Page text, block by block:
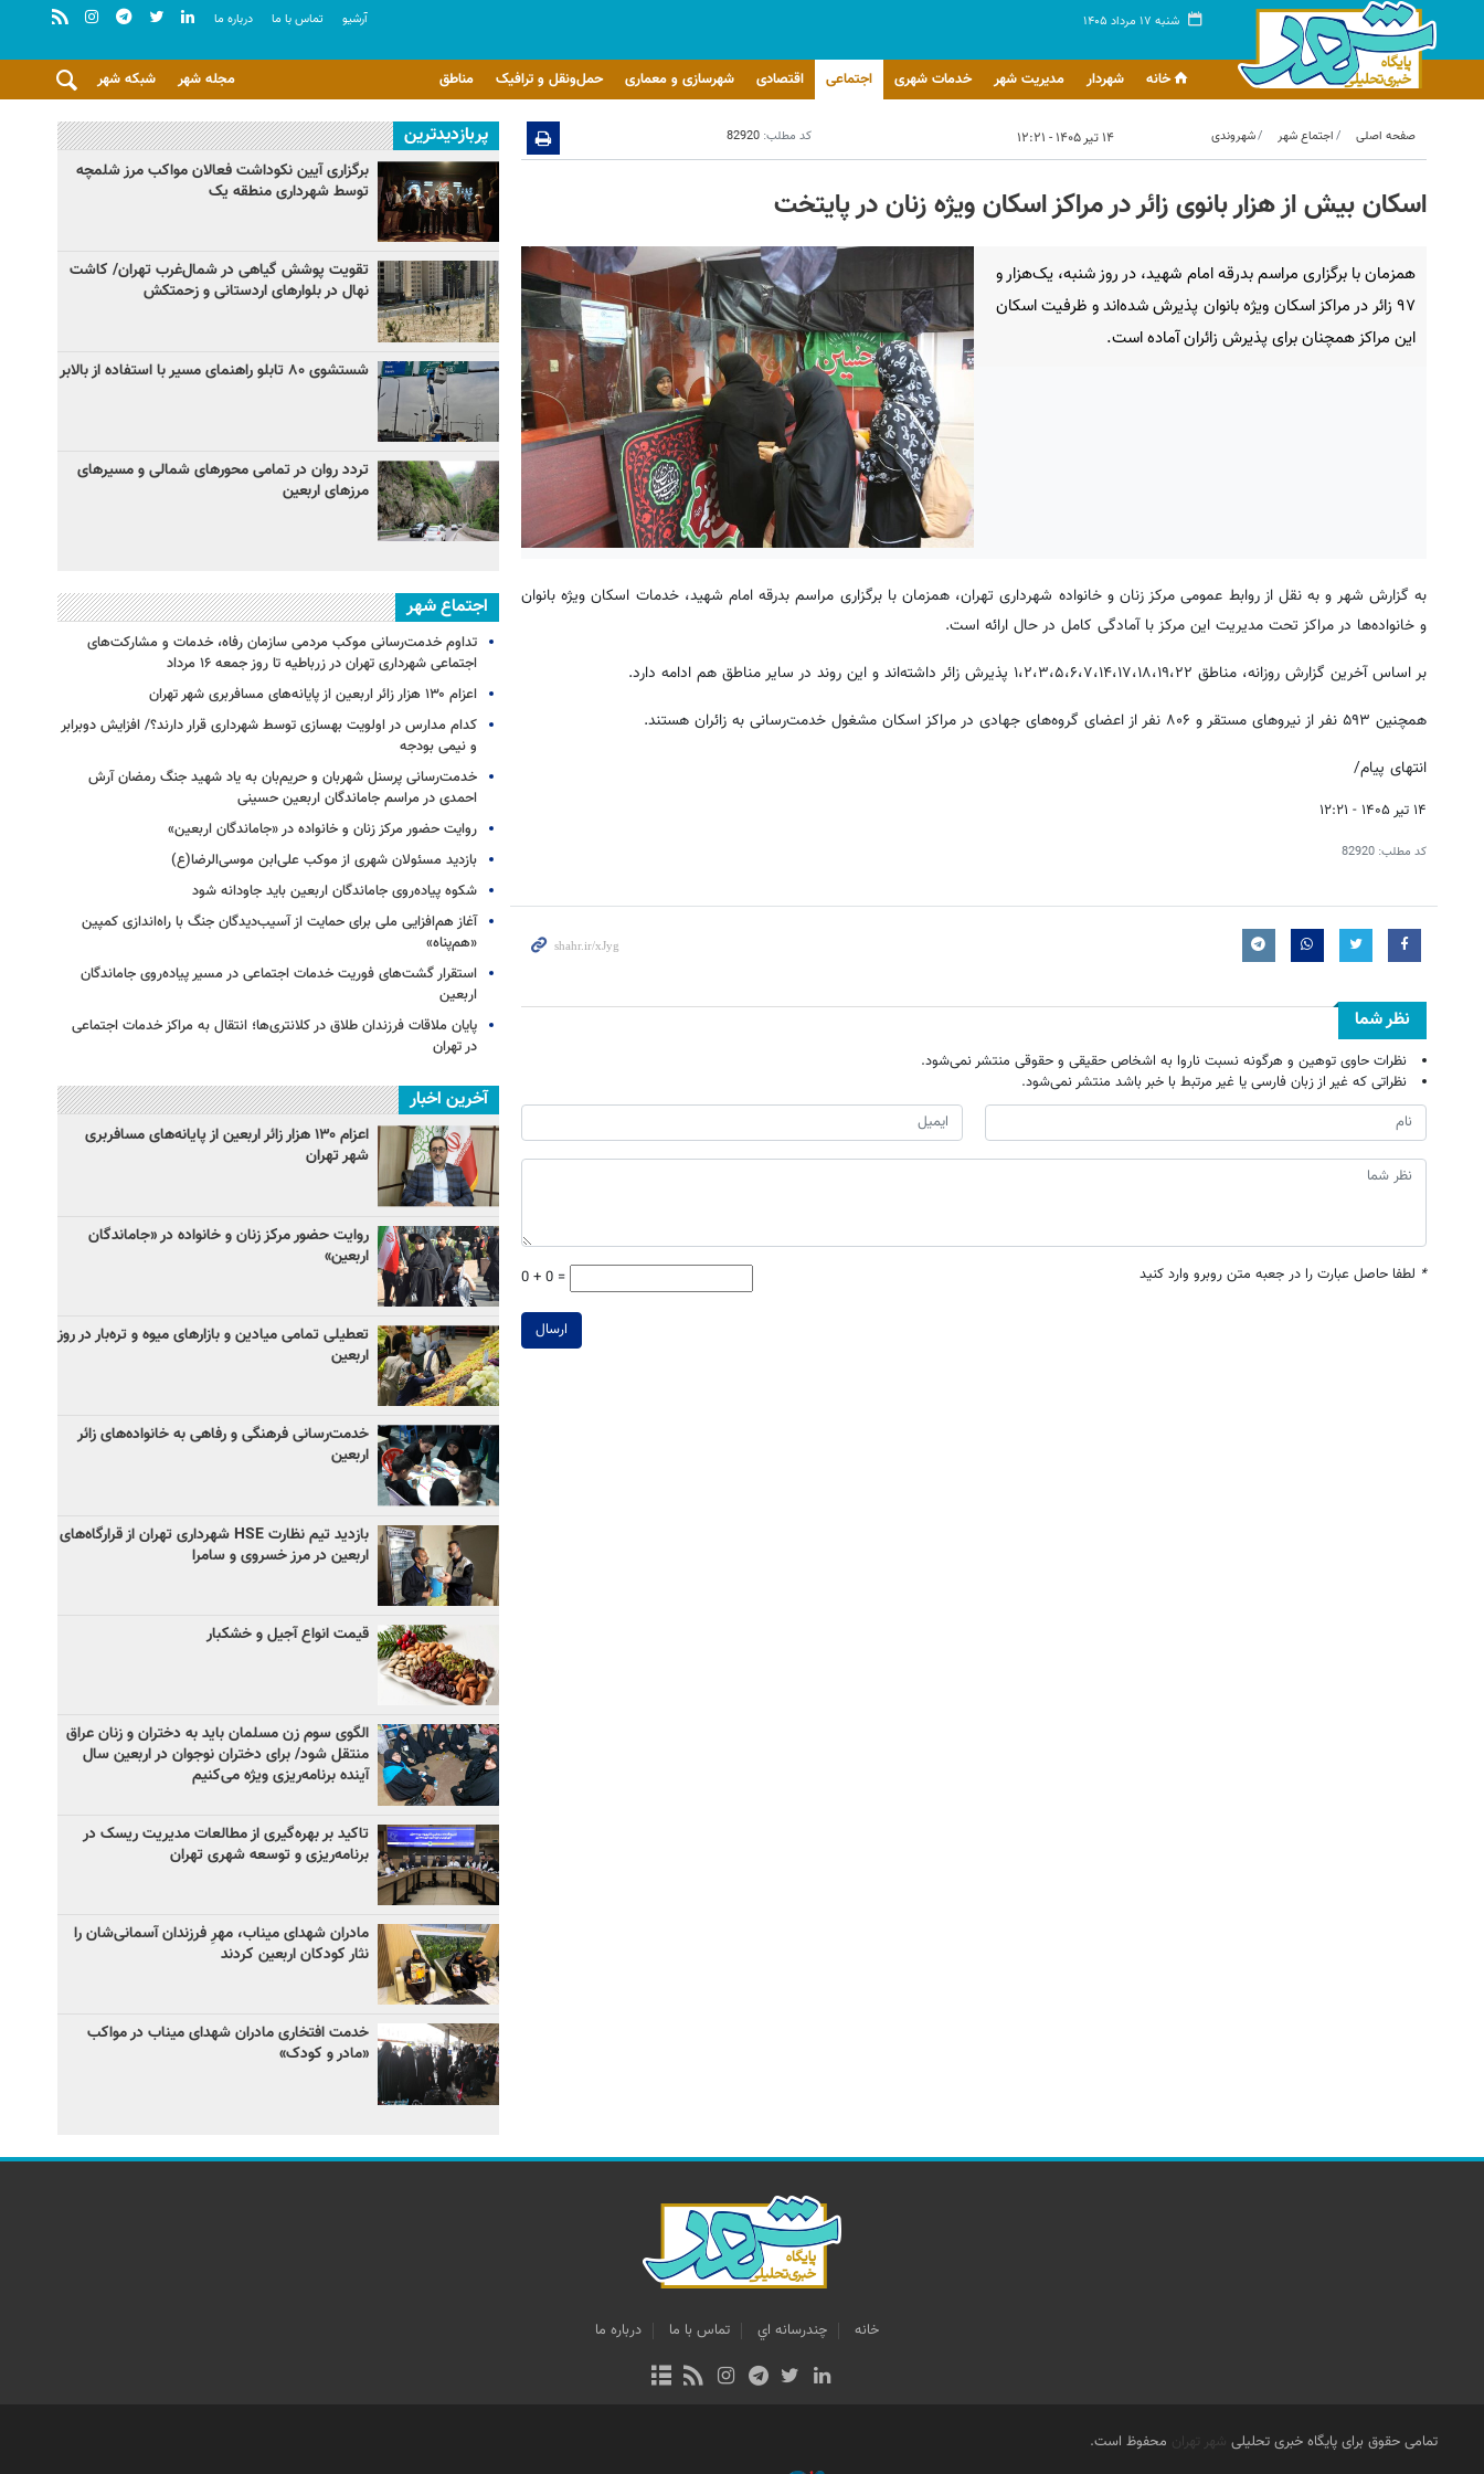
شنبه ۱۷ مرداد ۱۴۰۵ آرشيو تماس با ما درباره ما
خانه شهردار مدیریت شهر خدمات شهری اجتماعی اقتصادی شهرسازی و معماری حمل‌ونقل و ترافیک مناطق شبکه شهر مجله شهر
صفحه اصلی اجتماع شهر شهروندی ۱۴ تیر ۱۴۰۵ - ۱۲:۲۱ کد مطلب: 82920
اسکان بیش از هزار بانوی زائر در مراکز اسکان ویژه زنان در پایتخت
همزمان با برگزاری مراسم بدرقه امام شهید، در روز شنبه، یک‌هزار و
۹۷ زائر در مراکز اسکان ویژه بانوان پذیرش شده‌اند و ظرفیت اسکان
این مراکز همچنان برای پذیرش زائران آماده است.
به گزارش شهر و به نقل از روابط عمومی مرکز زنان و خانواده شهرداری تهران، همزمان با برگزاری مراسم بدرقه امام شهید، خدمات اسکان ویژه بانوان
و خانواده‌ها در مراکز تحت مدیریت این مرکز با آمادگی کامل در حال ارائه است.
بر اساس آخرین گزارش روزانه، مناطق ١،٢،٣،۵،۶،٧،١۴،١٧،١٨،١٩،٢٢ پذیرش زائر داشته‌اند و این روند در سایر مناطق هم ادامه دارد.
همچنین ۵۹۳ نفر از نیروهای مستقر و ۸۰۶ نفر از اعضای گروه‌های جهادی در مراکز اسکان مشغول خدمت‌رسانی به زائران هستند.
انتهای پیام/
۱۴ تیر ۱۴۰۵ - ۱۲:۲۱
کد مطلب: 82920
نظر شما
نظرات حاوی توهین و هرگونه نسبت ناروا به اشخاص حقیقی و حقوقی منتشر نمی‌شود.
نظراتی که غیر از زبان فارسی یا غیر مرتبط با خبر باشد منتشر نمی‌شود.
* لطفا حاصل عبارت را در جعبه متن روبرو وارد کنید 0 + 0 =
ارسال
پربازدیدترین
برگزاری آیین نکوداشت فعالان مواکب مرز شلمچه
توسط شهرداری منطقه یک
تقویت پوشش گیاهی در شمال‌غرب تهران/ کاشت
نهال در بلوارهای اردستانی و زحمتکش
شستشوی ۸۰ تابلو راهنمای مسیر با استفاده از بالابر
تردد روان در تمامی محورهای شمالی و مسیرهای
مرزهای اربعین
اجتماع شهر
تداوم خدمت‌رسانی موکب مردمی سازمان رفاه، خدمات و مشارکت‌های
اجتماعی شهرداری تهران در زرباطیه تا روز جمعه ۱۶ مرداد
اعزام ۱۳۰ هزار زائر اربعین از پایانه‌های مسافربری شهر تهران
کدام مدارس در اولویت بهسازی توسط شهرداری قرار دارند؟/ افزایش دوبرابر
و نیمی بودجه
خدمت‌رسانی پرسنل شهربان و حریم‌بان به یاد شهید جنگ رمضان آرش
احمدی در مراسم جاماندگان اربعین حسینی
روایت حضور مرکز زنان و خانواده در «جاماندگان اربعین»
بازدید مسئولان شهری از موکب علی‌ابن موسی‌الرضا(ع)
شکوه پیاده‌روی جاماندگان اربعین باید جاودانه شود
آغاز هم‌افزایی ملی برای حمایت از آسیب‌دیدگان جنگ با راه‌اندازی کمپین
«هم‌پناه»
استقرار گشت‌های فوریت خدمات اجتماعی در مسیر پیاده‌روی جاماندگان
اربعین
پایان ملاقات فرزندان طلاق در کلانتری‌ها؛ انتقال به مراکز خدمات اجتماعی
در تهران
آخرین اخبار
اعزام ۱۳۰ هزار زائر اربعین از پایانه‌های مسافربری
شهر تهران
روایت حضور مرکز زنان و خانواده در «جاماندگان
اربعین»
تعطیلی تمامی میادین و بازارهای میوه و تره‌بار در روز
اربعین
خدمت‌رسانی فرهنگی و رفاهی به خانواده‌های زائر
اربعین
بازدید تیم نظارت HSE شهرداری تهران از قرارگاه‌های
اربعین در مرز خسروی و سامرا
قیمت انواع آجیل و خشکبار
الگوی سوم زن مسلمان باید به دختران و زنان عراق
منتقل شود/ برای دختران نوجوان در اربعین سال
آینده برنامه‌ریزی ویژه می‌کنیم
تاکید بر بهره‌گیری از مطالعات مدیریت ریسک در
برنامه‌ریزی و توسعه شهری تهران
مادران شهدای میناب، مهرِ فرزندان آسمانی‌شان را
نثار کودکان اربعین کردند
خدمت افتخاری مادران شهدای میناب در مواکب
«مادر و کودک»
خانه چندرسانه اي تماس با ما درباره ما
تمامی حقوق برای پایگاه خبری تحلیلی شهر تهران محفوظ است.